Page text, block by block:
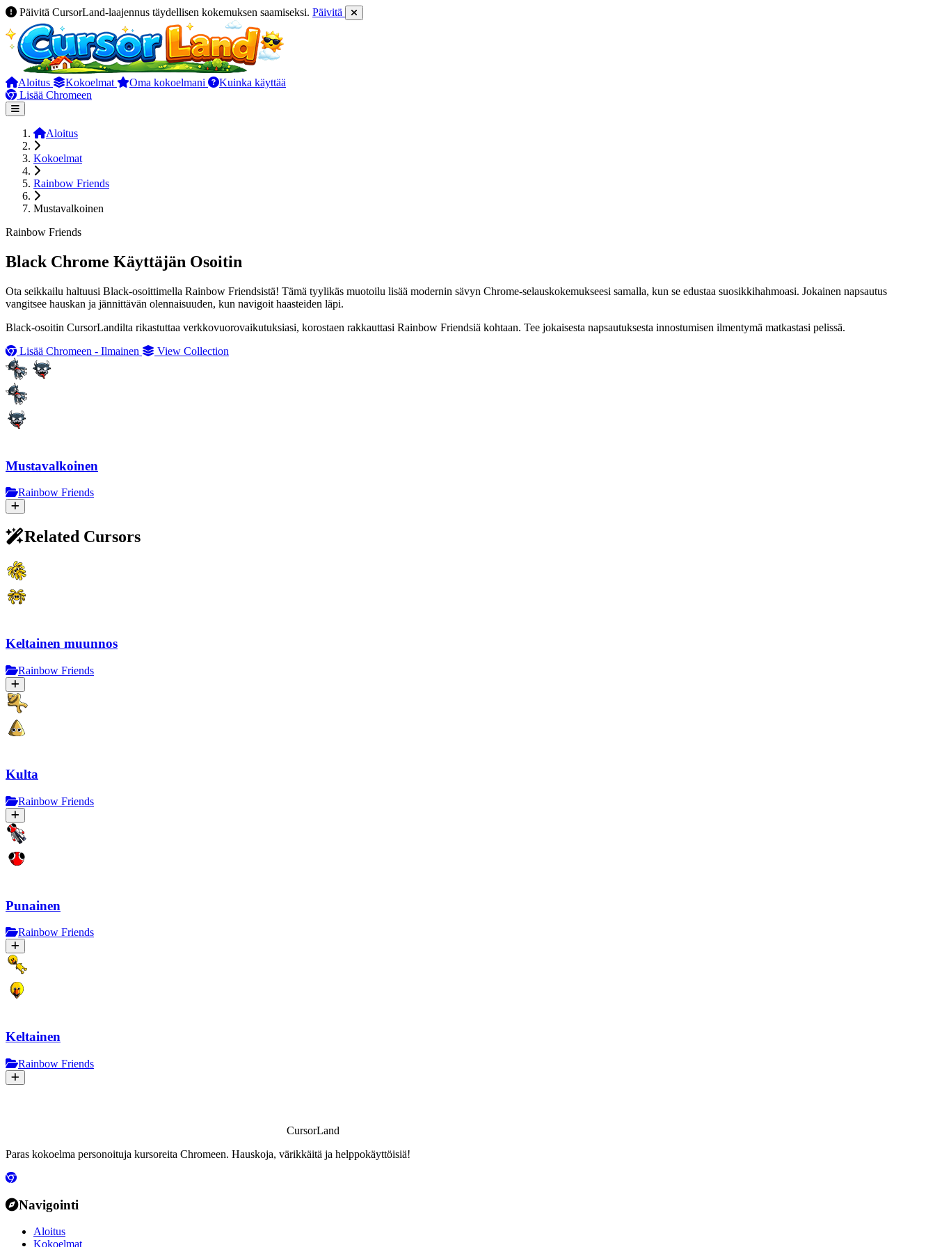
Päivitä CursorLand-laajennus täydellisen kokemuksen saamiseksi. Päivitä
Aloitus Kokoelmat Oma kokoelmani
Kuinka käyttää
Lisää Chromeen
Aloitus
Kokoelmat
Rainbow Friends
Mustavalkoinen
Rainbow Friends
Black Chrome Käyttäjän Osoitin
Ota seikkailu haltuusi Black-osoittimella Rainbow Friendsistä! Tämä tyylikäs muotoilu lisää modernin sävyn Chrome-selauskokemukseesi samalla, kun se edustaa suosikkihahmoasi. Jokainen napsautus
vangitsee hauskan ja jännittävän olennaisuuden, kun navigoit haasteiden läpi.
Black-osoitin CursorLandilta rikastuttaa verkkovuorovaikutuksiasi, korostaen rakkauttasi Rainbow Friendsiä kohtaan. Tee jokaisesta napsautuksesta innostumisen ilmentymä matkastasi pelissä.
Lisää Chromeen - Ilmainen
View Collection
Mustavalkoinen
Rainbow Friends
Related Cursors
Keltainen muunnos
Rainbow Friends
Kulta
Rainbow Friends
Punainen
Rainbow Friends
Keltainen
Rainbow Friends
CursorLand
Paras kokoelma personoituja kursoreita Chromeen. Hauskoja, värikkäitä ja helppokäyttöisiä!
Navigointi
Aloitus
Kokoelmat